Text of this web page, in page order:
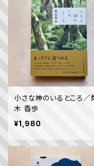
小さな神のいるところ／
木 香歩
¥1,980